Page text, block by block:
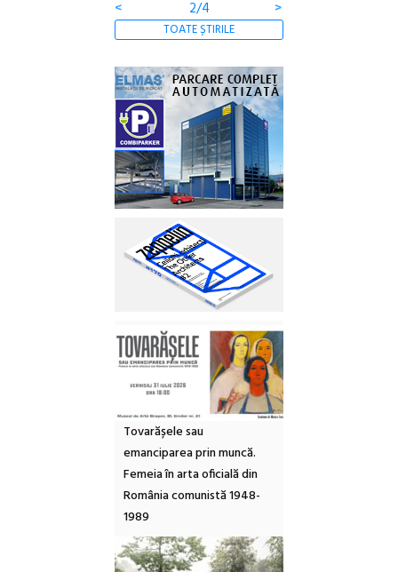
<
3/4 >
TOATE ȘTIRILE
Tovarășele sau
emanciparea prin muncă.
Femeia în arta oficială din
România comunistă 1948-
1989